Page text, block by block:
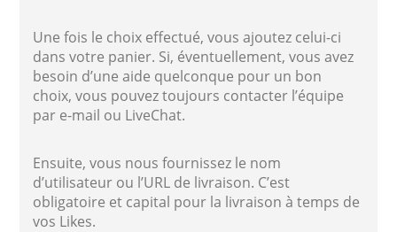
Une fois le choix effectué, vous ajoutez celui-ci
dans votre panier. Si, éventuellement, vous avez
besoin d’une aide quelconque pour un bon
choix, vous pouvez toujours contacter l’équipe
par e-mail ou LiveChat.
Ensuite, vous nous fournissez le nom
d’utilisateur ou l’URL de livraison. C’est
obligatoire et capital pour la livraison à temps de
vos Likes.